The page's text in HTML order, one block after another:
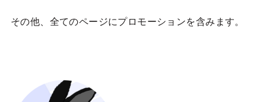
その他、全てのページにプロモーションを含みます。